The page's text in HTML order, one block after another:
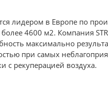
лидером в Европе по
4600 м2. Компания
максимально
при самых
с рекуперацией воздуха.